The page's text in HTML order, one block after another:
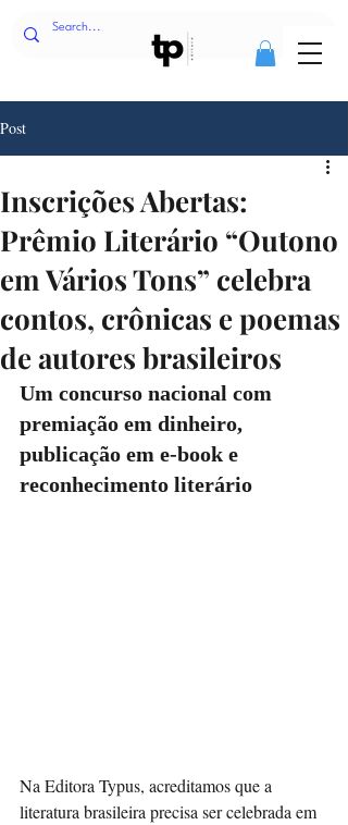
Post
Inscrições Abertas:
Prêmio Literário “Outono
em Vários Tons” celebra
contos, crônicas e poemas
de autores brasileiros
Um concurso nacional com
premiação em dinheiro,
publicação em e-book e
reconhecimento literário
Na Editora Typus, acreditamos que a
literatura brasileira precisa ser celebrada em